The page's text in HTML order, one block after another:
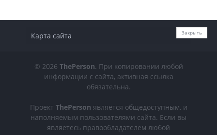
Карта сайта
© 2026 ThePerson. При копировании любой
информации с сайта, активная ссылка
обязательна.
Проект ThePerson является общедоступным, и
наполняемым пользователями сайта. Если вы
являетесь правообладателем любой
Закрыть